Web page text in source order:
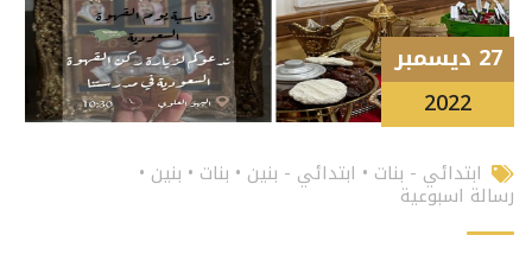
27 ديسمبر
2022
ابتدائي - بنات • ابتدائي - بنين • بنات • بنين •
رسالة اسبوعية